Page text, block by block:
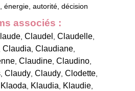
énergie, autorité, décision
associés :
, Claudel , Claudelle,
Claudia, Claudiane,
, Claudine, Claudino,
, Claudy, Claudy, Clodette,
Klaoda, Klaudia, Klaudie,